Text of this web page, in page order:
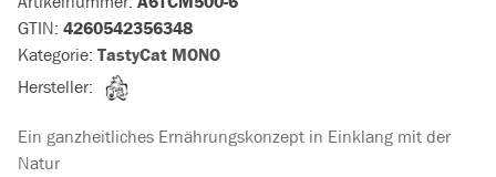
GTIN: 4260542356348
Kategorie: TastyCat MONO
Hersteller:
Ein ganzheitliches Ernährungskonzept in Einklang mit der
Natur